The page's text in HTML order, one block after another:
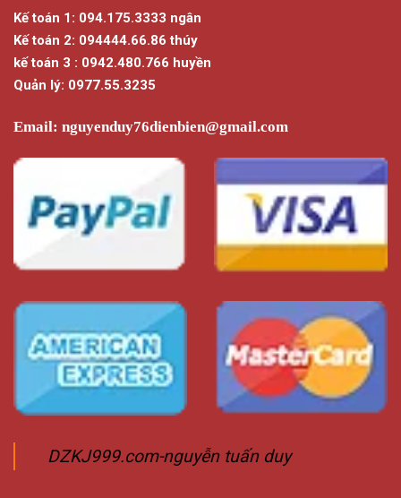
Kế toán 1: 094.175.3333 ngân
Kế toán 2: 094444.66.86 thúy
kế toán 3 : 0942.480.766 huyền
Quản lý: 0977.55.3235
Email: nguyenduy76dienbien@gmail.com
DZKJ999.com-nguyễn tuấn duy